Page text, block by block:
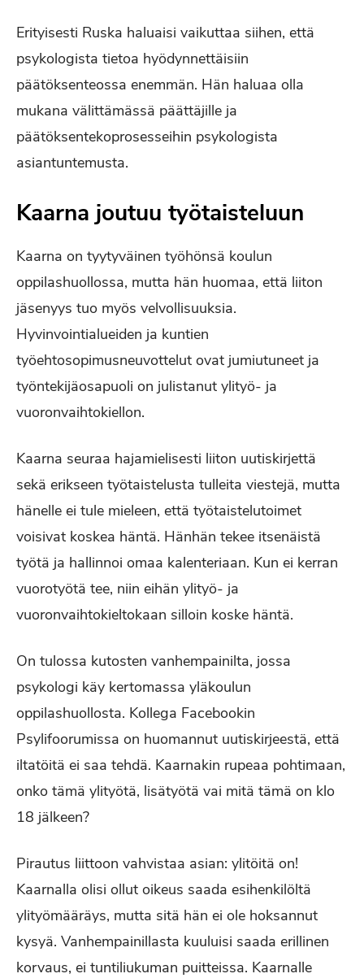
Erityisesti Ruska haluaisi vaikuttaa siihen, että
psykologista tietoa hyödynnettäisiin
päätöksenteossa enemmän. Hän haluaa olla
mukana välittämässä päättäjille ja
päätöksentekoprosesseihin psykologista
asiantuntemusta.
Kaarna joutuu työtaisteluun
Kaarna on tyytyväinen työhönsä koulun
oppilashuollossa, mutta hän huomaa, että liiton
jäsenyys tuo myös velvollisuuksia.
Hyvinvointialueiden ja kuntien
työehtosopimusneuvottelut ovat jumiutuneet ja
työntekijäosapuoli on julistanut ylityö- ja
vuoronvaihtokiellon.
Kaarna seuraa hajamielisesti liiton uutiskirjettä
sekä erikseen työtaistelusta tulleita viestejä, mutta
hänelle ei tule mieleen, että työtaistelutoimet
voisivat koskea häntä. Hänhän tekee itsenäistä
työtä ja hallinnoi omaa kalenteriaan. Kun ei kerran
vuorotyötä tee, niin eihän ylityö- ja
vuoronvaihtokieltokaan silloin koske häntä.
On tulossa kutosten vanhempainilta, jossa
psykologi käy kertomassa yläkoulun
oppilashuollosta. Kollega Facebookin
Psylifoorumissa on huomannut uutiskirjeestä, että
iltatöitä ei saa tehdä. Kaarnakin rupeaa pohtimaan,
onko tämä ylityötä, lisätyötä vai mitä tämä on klo
18 jälkeen?
Pirautus liittoon vahvistaa asian: ylitöitä on!
Kaarnalla olisi ollut oikeus saada esihenkilöltä
ylityömääräys, mutta sitä hän ei ole hoksannut
kysyä. Vanhempainillasta kuuluisi saada erillinen
korvaus, ei tuntiliukuman puitteissa. Kaarnalle